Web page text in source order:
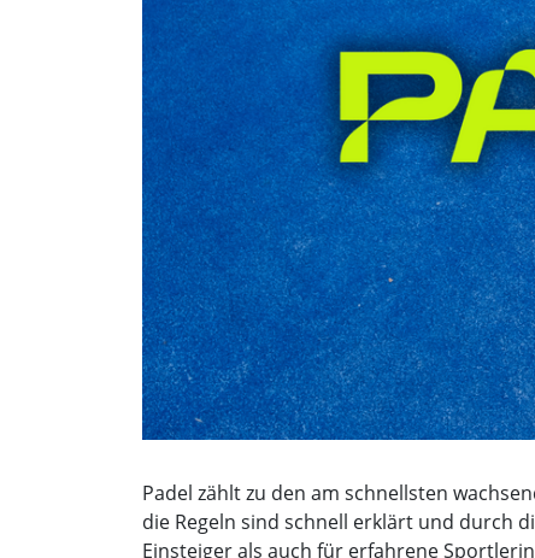
Padel zählt zu den am schnellsten
die Regeln sind schnell erklärt und durch
Einsteiger als auch für erfahrene